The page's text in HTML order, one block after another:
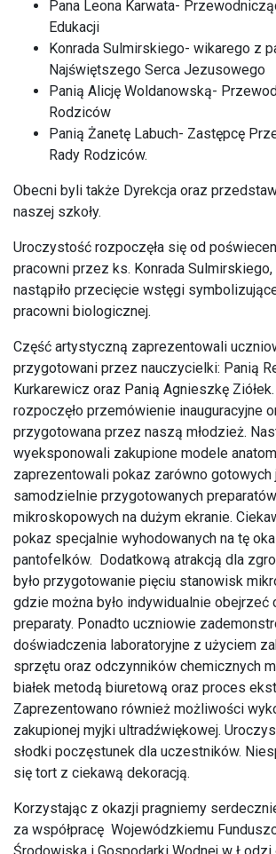
Pana Leona Karwata-
Edukacji
Konrada Sulmirskiego- wikarego z
Najświętszego Serca Jezusowego
Panią Alicję Woldanowską-
Rodziców
Panią Żanetę Labuch- Zastępcę
Rady Rodziców.
Obecni byli także Dyrekcja oraz
naszej szkoły.
Uroczystość rozpoczęła się od
pracowni przez ks. Konrada
nastąpiło przecięcie wstęgi
pracowni biologicznej.
Część artystyczną zaprezentowali
przygotowani przez nauczycielki: Panią
Kurkarewicz oraz Panią Agnieszkę
rozpoczęło przemówienie inauguracyjne
przygotowana przez naszą młodzież.
wyeksponowali zakupione modele
zaprezentowali pokaz zarówno gotowych
samodzielnie przygotowanych preparatów
mikroskopowych na dużym ekranie.
pokaz specjalnie wyhodowanych na tę
pantofelków. Dodatkową atrakcją dla
było przygotowanie pięciu stanowisk
gdzie można było indywidualnie obejrzeć
preparaty. Ponadto uczniowie
doświadczenia laboratoryjne z użyciem
sprzętu oraz odczynników chemicznych
białek metodą biuretową oraz proces
Zaprezentowano również możliwości
zakupionej myjki ultradźwiękowej.
słodki poczęstunek dla uczestników.
się tort z ciekawą dekoracją.
Korzystając z okazji pragniemy
za współpracę Wojewódzkiemu